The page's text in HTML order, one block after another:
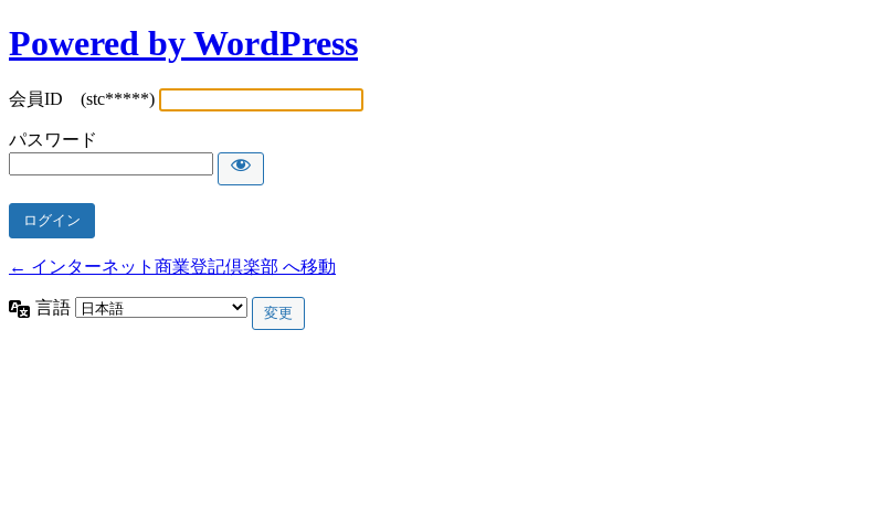
Powered by WordPress
会員ID (stc*****)
パスワード
← インターネット商業登記倶楽部 へ移動
言語